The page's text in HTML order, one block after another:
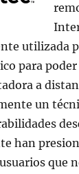
utilizada
para
a
un
han
que